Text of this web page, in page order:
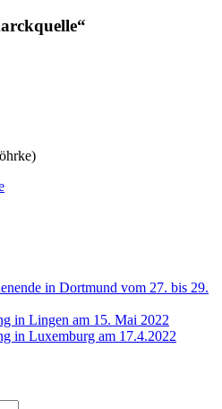
in Dortmund vom 27. bis 29.
in Lingen am 15. Mai 2022
in Luxemburg am 17.4.2022